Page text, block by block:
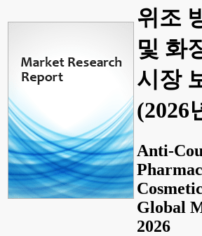
위조
및 화
시장
(2026
Anti-
Global
2026